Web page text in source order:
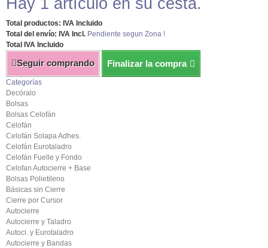
Hay 1 artículo en su cesta.
Total productos: IVA Incluido
Total del envío: IVA Incl. Pendiente segun Zona !
Total IVA Incluido
Seguir comprando Finalizar la compra
Categorías
Decóralo
Bolsas
Bolsas Celofán
Celofán
Celofán Solapa Adhes.
Celofán Eurotaladro
Celofán Fuelle y Fondo
Celofan Autocierre + Base
Bolsas Polietileno
Básicas sin Cierre
Cierre por Cursor
Autocierre
Autocierre y Taladro
Autoci. y Eurotaladro
Autocierre y Bandas